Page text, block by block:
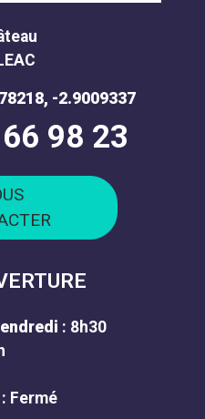
-2.9009337
98 23
: 8h30
: Fermé